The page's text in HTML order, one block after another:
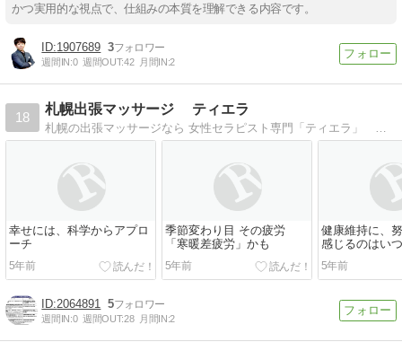
かつ実用的な視点で、仕組みの本質を理解できる内容です。
1907689 3
週間IN:0 週間OUT:42 月間IN:2
18
札幌出張マッサージ ティエラ
札幌の出張マッサージなら 女性セラピスト専門「ティエラ」 心をこめた施術で最上級のやすらぎと癒しをご提供いたします。
幸せには、科学からアプロ
ーチ
5年前
季節変わり目 その疲労
「寒暖差疲労」かも
5年前
健康維持に、
感じるのはい
5年前
2064891 5
週間IN:0 週間OUT:28 月間IN:2